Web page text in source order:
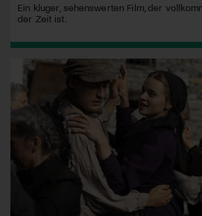
Ein kluger, sehenswerten Film, der
der Zeit ist.